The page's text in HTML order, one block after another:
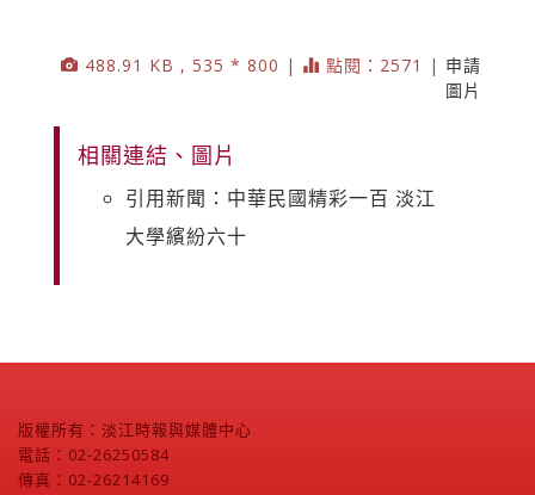
488.91 KB , 535 * 800 | 點閱：2571 | 申請
圖片
相關連結、圖片
引用新聞：中華民國精彩一百 淡江
大學繽紛六十
版權所有：淡江時報與媒體中心
電話：02-26250584
傳真：02-26214169